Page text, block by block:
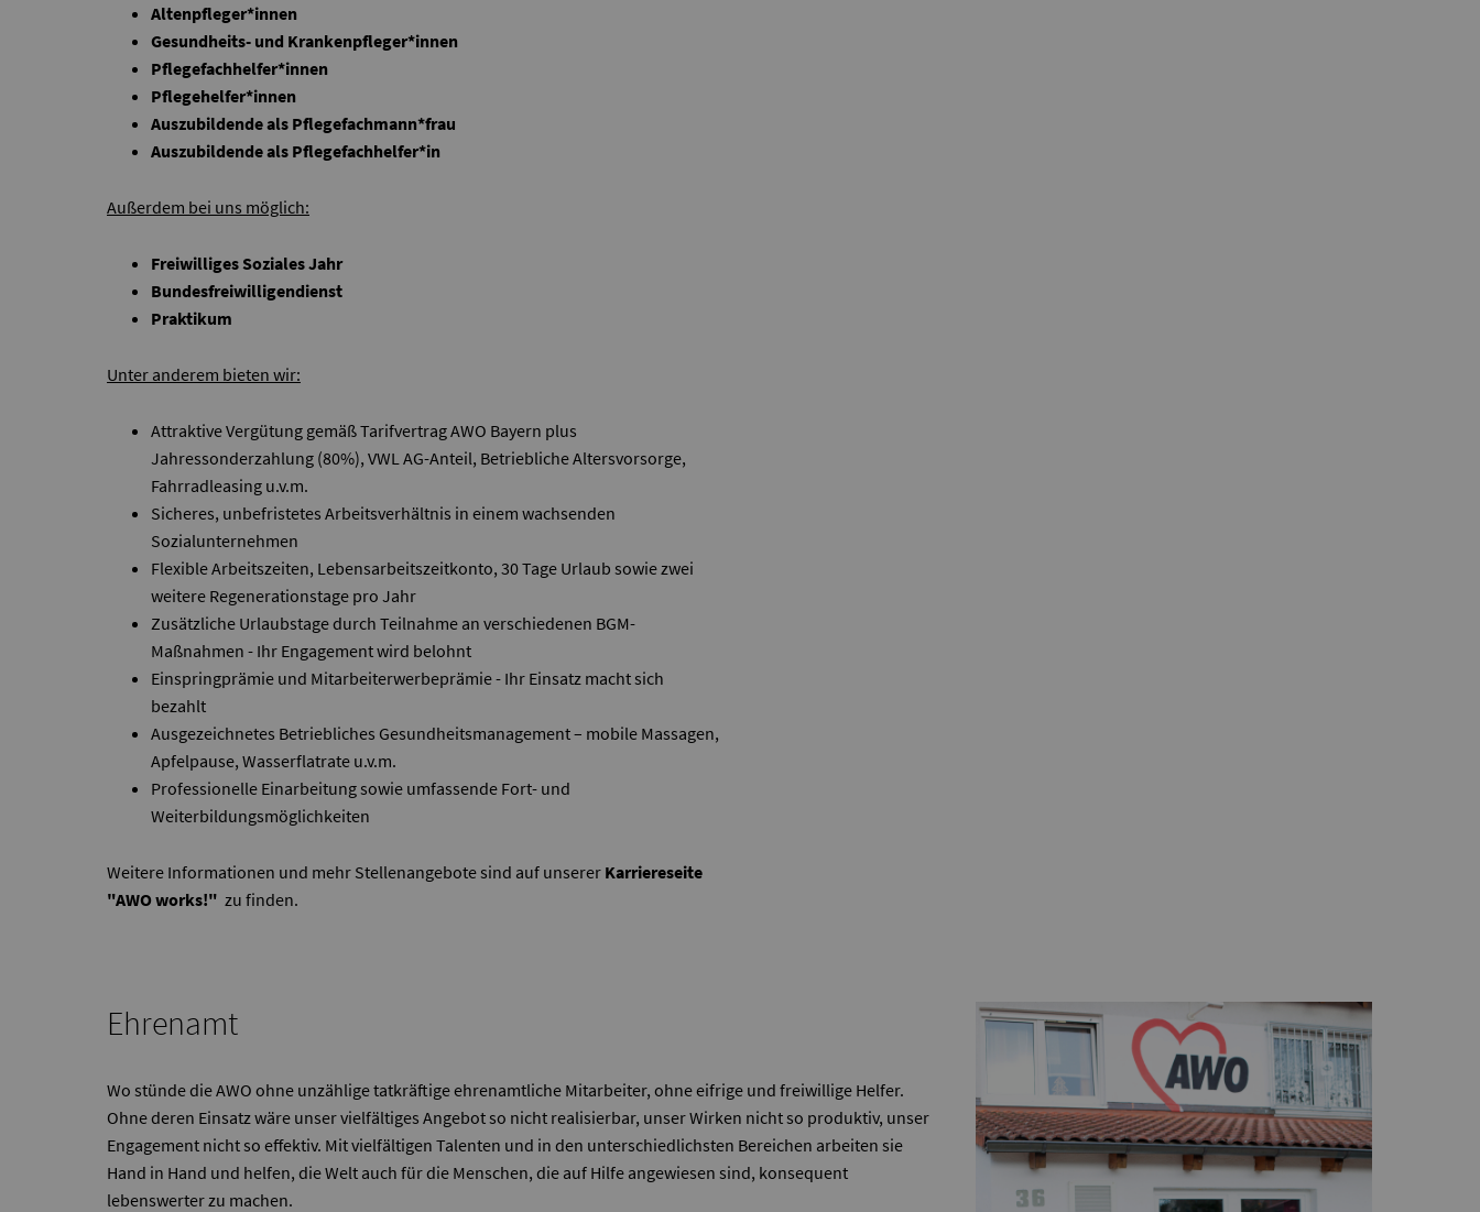
Altenpfleger*innen
Gesundheits- und Krankenpfleger*innen
Pflegefachhelfer*innen
Pflegehelfer*innen
Auszubildende als Pflegefachmann*frau
Auszubildende als Pflegefachhelfer*in
Außerdem bei uns möglich:
Freiwilliges Soziales Jahr
Bundesfreiwilligendienst
Praktikum
Unter anderem bieten wir:
Attraktive Vergütung gemäß Tarifvertrag AWO Bayern plus
Jahressonderzahlung (80%), VWL AG-Anteil, Betriebliche Altersvorsorge,
Fahrradleasing u.v.m.
Sicheres, unbefristetes Arbeitsverhältnis in einem wachsenden
Sozialunternehmen
Flexible Arbeitszeiten, Lebensarbeitszeitkonto, 30 Tage Urlaub sowie zwei
weitere Regenerationstage pro Jahr
Zusätzliche Urlaubstage durch Teilnahme an verschiedenen BGM-
Maßnahmen - Ihr Engagement wird belohnt
Einspringprämie und Mitarbeiterwerbeprämie - Ihr Einsatz macht sich
bezahlt
Ausgezeichnetes Betriebliches Gesundheitsmanagement – mobile Massagen,
Apfelpause, Wasserflatrate u.v.m.
Professionelle Einarbeitung sowie umfassende Fort- und
Weiterbildungsmöglichkeiten
Weitere Informationen und mehr Stellenangebote sind auf unserer Karriereseite
"AWO works!" zu finden.
Ehrenamt
Wo stünde die AWO ohne unzählige tatkräftige ehrenamtliche Mitarbeiter, ohne eifrige und freiwillige Helfer.
Ohne deren Einsatz wäre unser vielfältiges Angebot so nicht realisierbar, unser Wirken nicht so produktiv, unser
Engagement nicht so effektiv. Mit vielfältigen Talenten und in den unterschiedlichsten Bereichen arbeiten sie
Hand in Hand und helfen, die Welt auch für die Menschen, die auf Hilfe angewiesen sind, konsequent
lebenswerter zu machen.